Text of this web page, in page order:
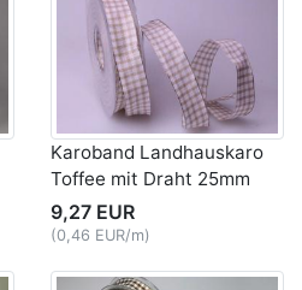
Karoband Landhauskaro
Toffee mit Draht 25mm
9,27 EUR
(0,46 EUR/m)